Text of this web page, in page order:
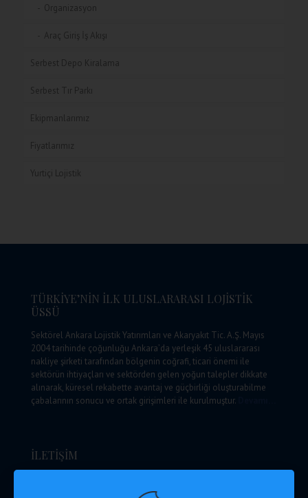
Organizasyon
Araç Giriş İş Akışı
Serbest Depo Kiralama
Serbest Tır Parkı
Ekipmanlarımız
Fiyatlarımız
Yurtiçi Lojistik
TÜRKİYE’NİN İLK ULUSLARARASI LOJİSTİK
ÜSSÜ
Sektörel Ankara Lojistik Yatırımları ve Akaryakıt Tic. A.Ş. Mayıs
2004 tarihinde çoğunluğu Ankara’da yerleşik 45 uluslararası
nakliye şirketi tarafından bölgenin coğrafi, ticari önemi ile
sektörün ihtiyaçları ve sektörden gelen yoğun talepler dikkate
alınarak, küresel rekabette avantaj ve güçbirliği oluşturabilme
çabalarının sonucu ve ortak girişimleri ile kurulmuştur.
İLETİŞİM
Küme Evleri No: 177/1 Kahramankazan / Ankara